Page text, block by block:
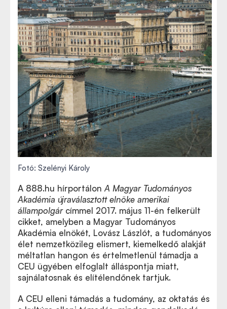
Fotó: Szelényi Károly
A 888.hu hírportálon A Magyar Tudományos
Akadémia újraválasztott elnöke amerikai
állampolgárcímmel 2017. május 11-én felkerült
cikket, amelyben a Magyar Tudományos
Akadémia elnökét, Lovász Lászlót, a tudományos
élet nemzetközileg elismert, kiemelkedő alakját
méltatlan hangon és értelmetlenül támadja a
CEU ügyében elfoglalt álláspontja miatt,
sajnálatosnak és elítélendőnek tartjuk.
A CEU elleni támadás a tudomány, az oktatás és